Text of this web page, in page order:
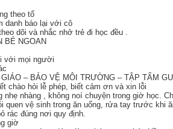
theo tổ
danh báo lại với cô
dõi và nhắc nhở trẻ đi học đều .
BÉ NGOAN
với mọi người
– BẢO VỆ MÔI TRƯỜNG – TẬP TẤM
chào hỏi lễ phép, biết cảm ơn và xin lỗi
nhẹ nhàng , không noí chuyện trong giờ học.
quen vệ sinh trong ăn uống, rửa tay trước khi
rác đúng nơi quy định.
giờ